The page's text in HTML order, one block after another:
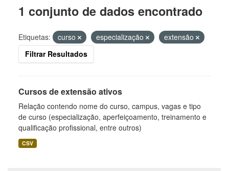
1 conjunto de dados encontrado
Etiquetas: curso especialização
extensão
Filtrar Resultados
Cursos de extensão ativos
Relação contendo nome do curso, campus, vagas e tipo
de curso (especialização, aperfeiçoamento, treinamento e
qualificação profissional, entre outros)
CSV